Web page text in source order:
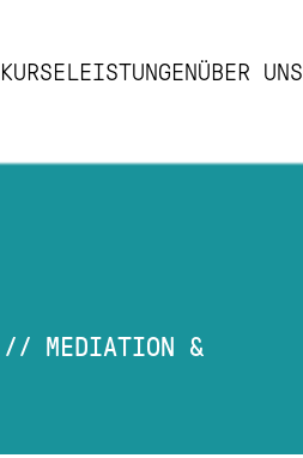
LEISTUNGENÜBER UNS
// MEDIATION &